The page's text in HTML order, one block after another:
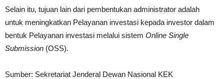
Selain itu, tujuan lain dari pembentukan administrator adalah
untuk meningkatkan Pelayanan investasi kepada investor dalam
bentuk Pelayanan investasi melalui sistem Online Single
Submission (OSS).
Sumber: Sekretariat Jenderal Dewan Nasional KEK